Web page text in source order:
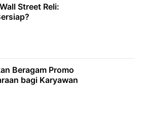
Street Reli:
Beragam Promo
bagi Karyawan